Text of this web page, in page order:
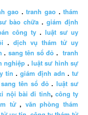
gao .tranh gao .thám
bào chữa . giám định
công ty. luật sư uy
.dịch vụ thám tử uy
. sang tên sổ đỏ .tranh
nghiệp .luật sư hình sự
tín .giám định adn .tư
sang tên sổ đỏ.luật sư
nội bài đi tỉnh, công ty
tử, văn phòng thám